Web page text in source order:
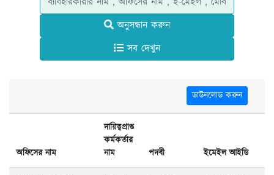
অনুসন্ধান করুন
সব দেখুন
ডাউনলোড করুন
অফিসের নাম
দায়িত্বপ্রাপ্ত
কর্মকর্তার
নাম
পদবী ইমেইল আইডি